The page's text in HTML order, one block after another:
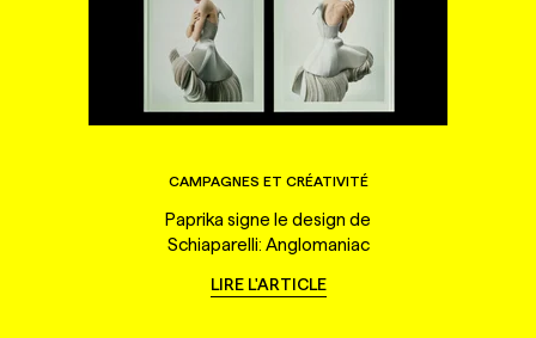
CAMPAGNES ET CRÉATIVITÉ
Paprika signe le design de
Schiaparelli: Anglomaniac
LIRE L'ARTICLE